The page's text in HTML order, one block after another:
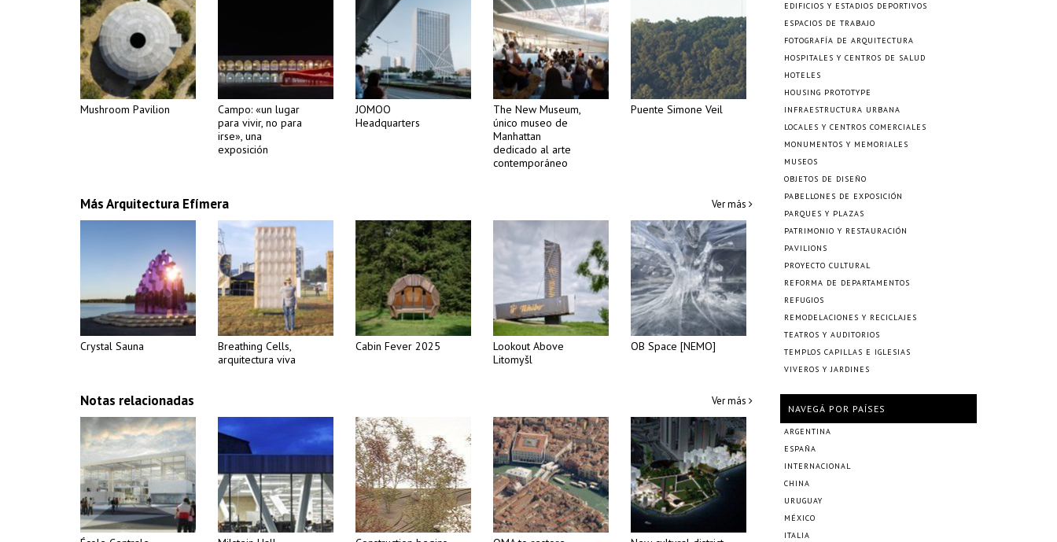
Mushroom Pavilion
Campo: «un lugar
para vivir, no para
irse», una
exposición
JOMOO
Headquarters
The New Museum,
único museo de
Manhattan
dedicado al arte
contemporáneo
Puente Simone Veil
Más Arquitectura Efímera Ver más
Crystal Sauna
Breathing Cells,
arquitectura viva
Cabin Fever 2025
Lookout Above
Litomyšl
OB Space [NEMO]
Notas relacionadas Ver más
EDIFICIOS Y ESTADIOS DEPORTIVOS
ESPACIOS DE TRABAJO
FOTOGRAFÍA DE ARQUITECTURA
HOSPITALES Y CENTROS DE SALUD
HOTELES
HOUSING PROTOTYPE
INFRAESTRUCTURA URBANA
LOCALES Y CENTROS COMERCIALES
MONUMENTOS Y MEMORIALES
MUSEOS
OBJETOS DE DISEÑO
PABELLONES DE EXPOSICIÓN
PARQUES Y PLAZAS
PATRIMONIO Y RESTAURACIÓN
PAVILIONS
PROYECTO CULTURAL
REFORMA DE DEPARTAMENTOS
REFUGIOS
REMODELACIONES Y RECICLAJES
TEATROS Y AUDITORIOS
TEMPLOS CAPILLAS E IGLESIAS
VIVEROS Y JARDINES
NAVEGÁ POR PAÍSES
ARGENTINA
ESPAÑA
INTERNACIONAL
CHINA
URUGUAY
MÉXICO
ITALIA